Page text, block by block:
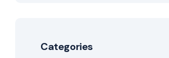
Categories